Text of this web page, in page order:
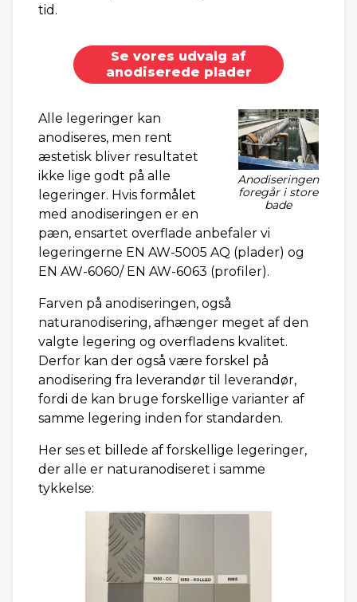
tid.
Se vores udvalg af
anodiserede plader
Anodiseringen
foregår i store
bade
Alle legeringer kan
anodiseres, men rent
æstetisk bliver resultatet
ikke lige godt på alle
legeringer. Hvis formålet
med anodiseringen er en
pæn, ensartet overflade anbefaler vi
legeringerne EN AW-5005 AQ (plader) og
EN AW-6060/ EN AW-6063 (profiler).
Farven på anodiseringen, også
naturanodisering, afhænger meget af den
valgte legering og overfladens kvalitet.
Derfor kan der også være forskel på
anodisering fra leverandør til leverandør,
fordi de kan bruge forskellige varianter af
samme legering inden for standarden.
Her ses et billede af forskellige legeringer,
der alle er naturanodiseret i samme
tykkelse: